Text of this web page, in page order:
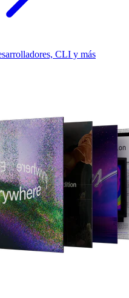
CLI y más